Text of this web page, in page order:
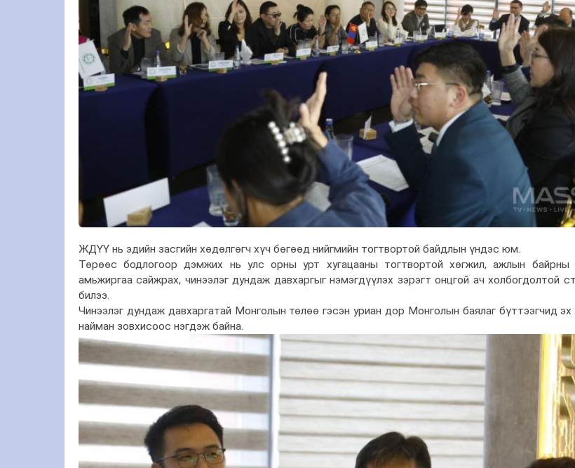
ЖДҮҮ нь эдийн засгийн хөдөлгөгч хүч бөгөөд нийгмийн тогтвортой байдлын үндэс юм.
Төрөөс бодлогоор дэмжих нь улс орны урт хугацааны тогтвортой хөгжил, ажлын байрны
амьжиргаа сайжрах, чинээлэг дундаж давхаргыг нэмэгдүүлэх зэрэгт онцгой ач холбогдолтой
билээ.
Чинээлэг дундаж давхаргатай Монголын төлөө гэсэн уриан дор Монголын баялаг бүттээгчид
найман зовхисоос нэгдэж байна.